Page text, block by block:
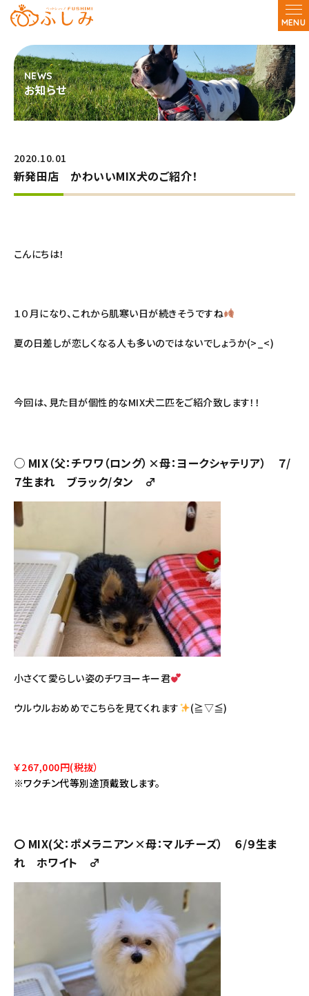
MENU
お知らせ
2020.10.01
新発田店 かわいいMIX犬のご紹介！
こんにちは！
１０月になり、これから肌寒い日が続きそうですね
夏の日差しが恋しくなる人も多いのではないでしょうか(>_<)
今回は、見た目が個性的なMIX犬二匹をご紹介致します！！
○ MIX（父：チワワ（ロング）×母：ヨークシャテリア） ７/
７生まれ ブラック/タン ♂
小さくて愛らしい姿のチワヨーキー君
ウルウルおめめでこちらを見てくれます (≧▽≦)
￥267,000円(税抜）
※ワクチン代等別途頂戴致します。
〇 MIX(父：ポメラニアン×母：マルチーズ） ６/９生ま
れ ホワイト ♂